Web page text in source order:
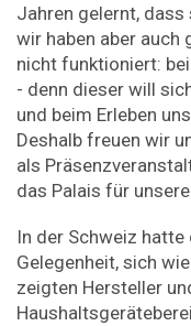
Jahren gelernt,
wir haben aber auch
nicht funktioniert:
- denn dieser will
und beim Erleben
Deshalb freuen wir
als
das Palais für
In der Schweiz
Gelegenheit, sich
zeigten Hersteller